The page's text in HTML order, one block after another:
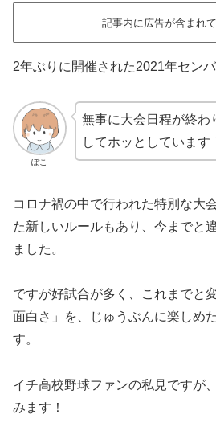
記事内に広告が含まれて
2年ぶりに開催された2021年センバ
ぽこ
無事に大会日程が終わ
してホッとしています
コロナ禍の中で行われた特別な大
た新しいルールもあり、今までと
ました。
ですが好試合が多く、これまでと
面白さ」を、じゅうぶんに楽しめ
す。
イチ高校野球ファンの私見ですが
みます！